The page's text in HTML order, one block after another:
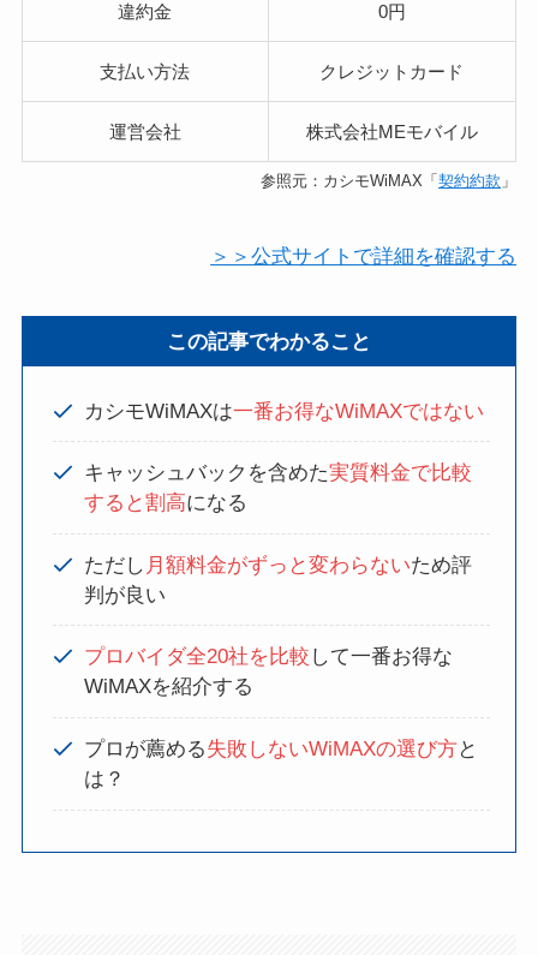
違約金 0円
支払い方法 クレジットカード
運営会社 株式会社MEモバイル
参照元：カシモWiMAX「契約約款 」
＞＞公式サイトで詳細を確認する
この記事でわかること
カシモWiMAXは一番お得なWiMAXではない
キャッシュバックを含めた実質料金で比較
すると割高になる
ただし 月額料金がずっと変わらないため評
判が良い
プロバイダ全20社を比較 して一番お得な
WiMAXを紹介する
プロが薦める失敗しないWiMAXの選び方と
は？